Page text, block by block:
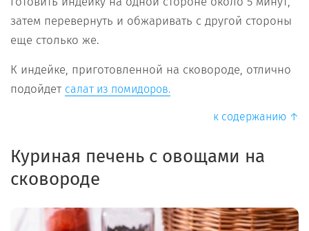
затем перевернуть и обжаривать с другой стороны
еще столько же.
К индейке, приготовленной на сковороде, отлично
подойдет салат из помидоров.
к содержанию ↑
Куриная печень с овощами на
сковороде